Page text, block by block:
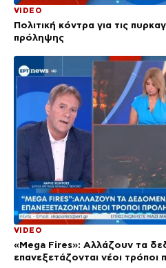
VIDEO
Πολιτική κόντρα για τις
πρόληψης
VIDEO
«Mega Fires»: Αλλάζουν τα
επανεξετάζονται νέοι τρόποι